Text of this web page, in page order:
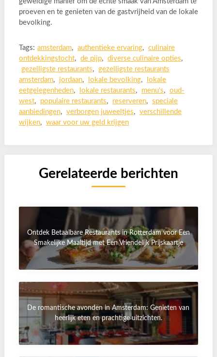
proeven en te genieten van de gastvrijheid van de lokale
bevolking.
Tags: amsterdam, authentieke ervaring, culinaire
ontdekkingstocht, de pijp, diverse culinaire opties,
gezelligste restaurants, gezelligste restaurants
amsterdam, jordaan, lokale bevolking,
lokale
eetgelegenheden, lokale restaurants, menu's, oud-
west, populaire restaurants, reserveren, speciale
aanbiedingen, verborgen juweeltjes, verschillende
wijken, waar voor uw geld krijgen
Gerelateerde berichten
Ontdek Betaalbare Restaurants in Rotterdam voor Een
Smakelijke Maaltijd met Een Vriendelijk Prijskaartje
De romantische avonden in Amsterdam: Genieten van
heerlijk eten en prachtige uitzichten.